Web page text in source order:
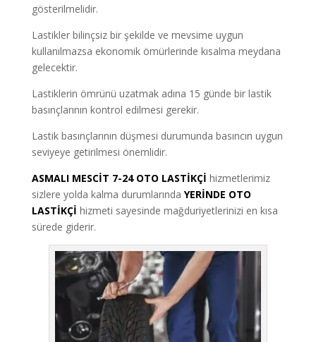
gösterilmelidir.
Lastikler bilinçsiz bir şekilde ve mevsime uygun
kullanılmazsa ekonomik ömürlerinde kısalma meydana
gelecektir.
Lastiklerin ömrünü uzatmak adına 15 günde bir lastik
basınçlarının kontrol edilmesi gerekir.
Lastik basınçlarının düşmesi durumunda basıncın uygun
seviyeye getirilmesi önemlidir.
ASMALI MESCİT 7-24 OTO LASTİKÇİ hizmetlerimiz
sizlere yolda kalma durumlarında YERİNDE OTO
LASTİKÇİ hizmeti sayesinde mağduriyetlerinizi en kısa
sürede giderir.